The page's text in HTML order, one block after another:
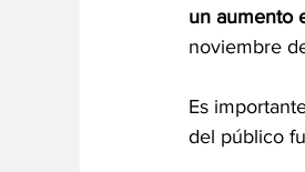
un aumento
noviembre
Es
del público